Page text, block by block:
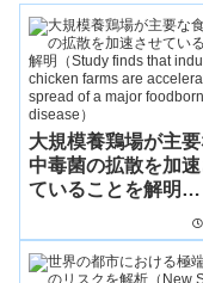
大規模養鶏場が主
中毒菌の拡散を加
ていることを解明
industrial chicken
are accelerating